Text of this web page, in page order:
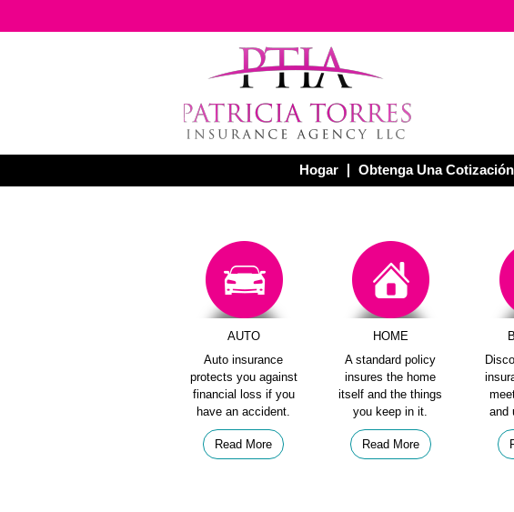
Hogar Obtenga Una Cotización
AUTO
Auto insurance
protects you against
financial loss if you
have an accident.
Read More
HOME
A standard policy
insures the home
itself and the things
you keep in it.
Read More
and